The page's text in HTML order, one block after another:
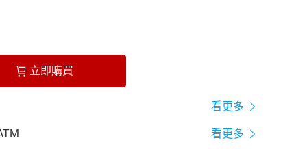
立即購買
看更多
看更多